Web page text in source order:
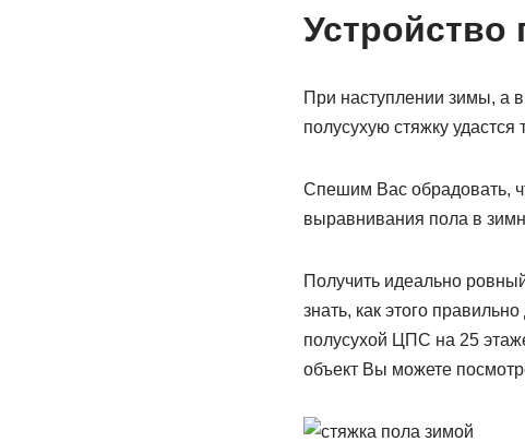
Устройство
При наступлении зимы, а
полусухую стяжку
Спешим Вас обрадовать,
выравнивания пола в
Получить идеально
знать, как этого
полусухой ЦПС на 25
объект Вы можете